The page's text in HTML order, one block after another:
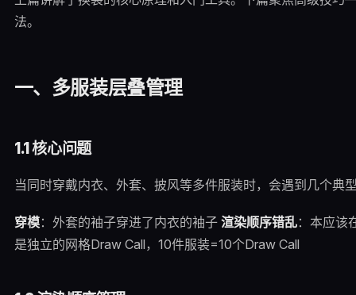
法。
一、多服装层叠管理
1.1 核心问题
当同时穿戴内衣、外套、披风等多件服装时，会遇到几个典
穿模：外套的袖子穿进了内衣的袖子 渲染顺序错乱：本应该
是独立的网格Draw Call，10件服装=10个Draw Call